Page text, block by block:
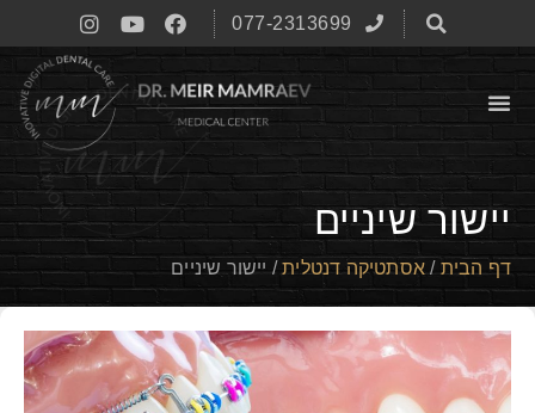
077-2313699
יישור שיניים
דף הבית /אסתטיקה דנטלית/ יישור שיניים